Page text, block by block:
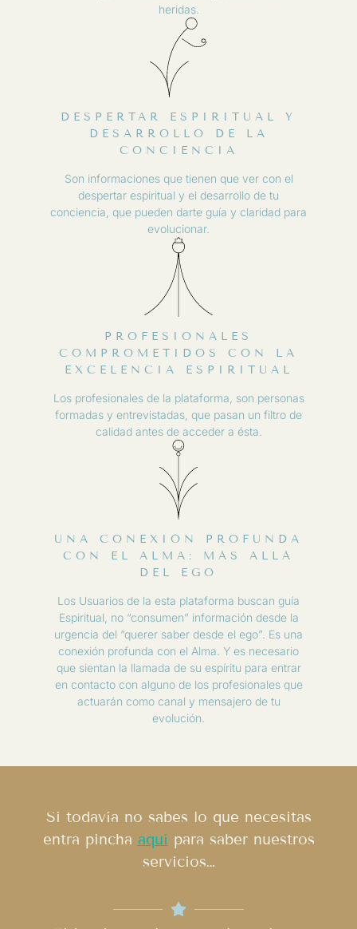
heridas.
DESPERTAR ESPIRITUAL Y
DESARROLLO DE LA
CONCIENCIA
Son informaciones que tienen que ver con el
despertar espiritual y el desarrollo de tu
conciencia, que pueden darte guía y claridad para
evolucionar.
PROFESIONALES
COMPROMETIDOS CON LA
EXCELENCIA ESPIRITUAL
Los profesionales de la plataforma, son personas
formadas y entrevistadas, que pasan un filtro de
calidad antes de acceder a ésta.
UNA CONEXIÓN PROFUNDA
CON EL ALMA: MÁS ALLÁ
DEL EGO
Los Usuarios de la esta plataforma buscan guía
Espiritual, no “consumen” información desde la
urgencia del “querer saber desde el ego”. Es una
conexión profunda con el Alma. Y es necesario
que sientan la llamada de su espíritu para entrar
en contacto con alguno de los profesionales que
actuarán como canal y mensajero de tu
evolución.
Si todavía no sabes lo que necesitas
entra pincha aquí para saber nuestros
servicios…